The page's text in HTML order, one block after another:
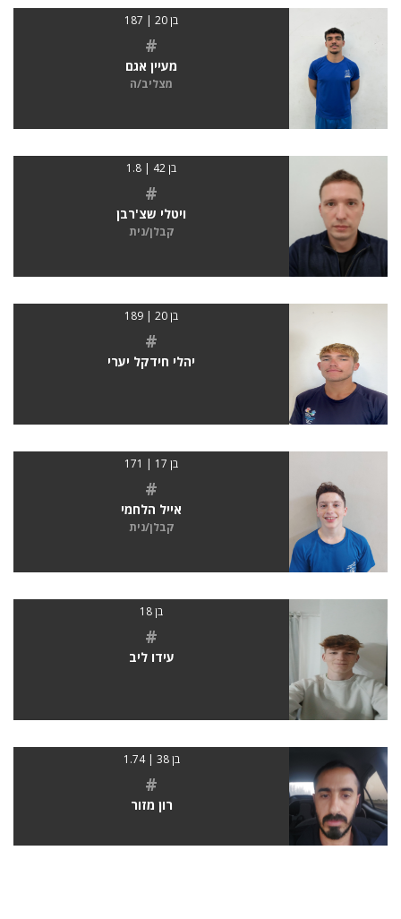
בן 20 | 187
#
מעיין אגם
מצליב/ה
בן 42 | 1.8
#
ויטלי שצ'רבן
קבלן/נית
בן 20 | 189
#
יהלי חידקל יערי
בן 17 | 171
#
אייל הלחמי
קבלן/נית
בן 18
#
עידו ליב
בן 38 | 1.74
#
רון מזור